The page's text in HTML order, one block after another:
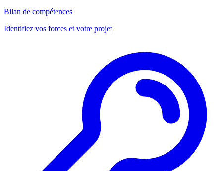
Bilan de compétences
Identifiez vos forces et votre projet